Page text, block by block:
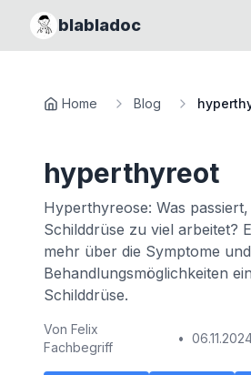
blabladoc
Home Blog
hyperthyreot
Hyperthyreose: Was
Schilddrüse zu viel arbeitet?
mehr über die Symptome und
Behandlungsmöglichkeiten
Schilddrüse.
Von Felix
Fachbegriff
•